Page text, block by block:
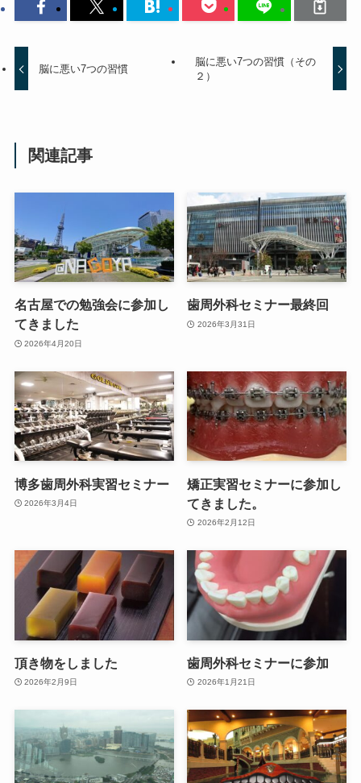
脳に悪い7つの習慣
脳に悪い7つの習慣（その
２）
関連記事
名古屋での勉強会に参加し
てきました
2026年4月20日
歯周外科セミナー最終回
2026年3月31日
博多歯周外科実習セミナー
2026年3月4日
矯正実習セミナーに参加し
てきました。
2026年2月12日
頂き物をしました
2026年2月9日
歯周外科セミナーに参加
2026年1月21日